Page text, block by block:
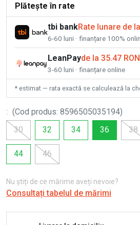
Plătește în rate
tbi bankRate lunare de
6-60 luni · finanțare 100%
LeanPayde la 35.47
3-60 luni · finanțare online
* estimat — rata exactă se calculează la
: (Cod produs: 8596505035194)
30
32 34 36 38
44 46
Nu știți de ce mărime aveți nevoie?
Consultați tabelul de mărimi